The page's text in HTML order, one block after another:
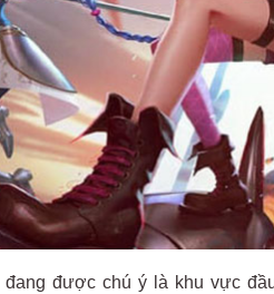
được chú ý là khu vực